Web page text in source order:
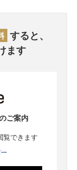
すると、
ます
ご案内
覧できます